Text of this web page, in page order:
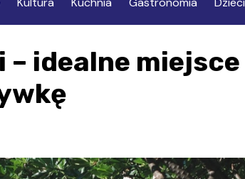
– idealne miejsce